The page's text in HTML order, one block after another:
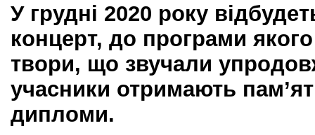
У грудні 2020 року
концерт, до програми
твори, що звучали
учасники отримають
дипломи.